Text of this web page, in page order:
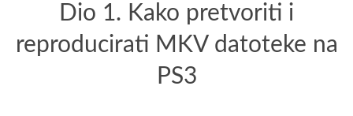
Dio 1. Kako pretvoriti i
reproducirati MKV datoteke na
PS3